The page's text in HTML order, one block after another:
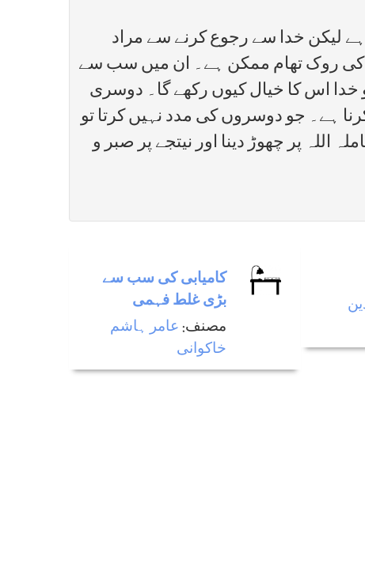
لیکن خدا سے رجوع کرنے سے مراد
کی روک تھام ممکن ہے۔ ان میں سب سے
خدا اس کا خیال کیوں رکھے گا۔ دوسری
ہے۔ جو دوسروں کی مدد نہیں کرتا تو
اللہ پر چھوڑ دینا اور نیتجے پر صبر و
کامیابی کی سب سے
بڑی غلط فہمی
مصنف: عامر ہاشم
خاکوانی